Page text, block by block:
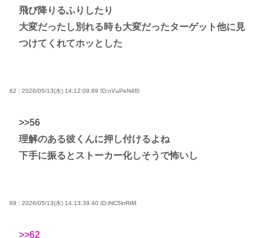
飛び降りるふりしたり
大変だったし別れる時も大変だったターゲット他に見
つけてくれてホッとした
62 : 2026/05/13(水) 14:12:09.89 ID:nVuPeN4f0
>>56
理解のある彼くんに押し付けるよね
下手に振るとストーカー化しそうで怖いし
69 : 2026/05/13(水) 14:13:39.40 ID:iNC5krRtM
>>62